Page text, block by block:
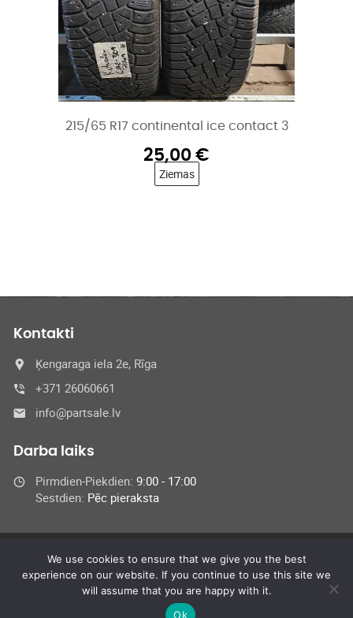
215/65 R17 continental ice contact 3
25,00 €
Ziemas
Kontakti
Ķengaraga iela 2e, Rīga
+371 26060661
info@partsale.lv
Darba laiks
Pirmdien-Piekdien: 9:00 - 17:00
Sestdien: Pēc pieraksta
© 2024 SIA Medel,
All Rights Reserved
We use cookies to ensure that we give you the best
experience on our website. If you continue to use this site we
will assume that you are happy with it.
Ok